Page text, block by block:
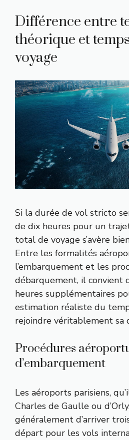
Différence entre
théorique et
voyage
Si la durée de vol stricto
de dix heures pour un
total de voyage s’avère
Entre les formalités
l’embarquement et les
débarquement, il convient
heures supplémentaires
estimation réaliste du
rejoindre véritablement sa
Procédures
d’embarquement
Les aéroports parisiens,
Charles de Gaulle ou
généralement d’arriver
départ pour les vols